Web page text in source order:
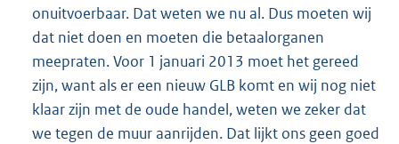
onuitvoerbaar. Dat weten we nu al. Dus moeten wij
dat niet doen en moeten die betaalorganen
meepraten. Voor 1 januari 2013 moet het gereed
zijn, want als er een nieuw GLB komt en wij nog niet
klaar zijn met de oude handel, weten we zeker dat
we tegen de muur aanrijden. Dat lijkt ons geen goed